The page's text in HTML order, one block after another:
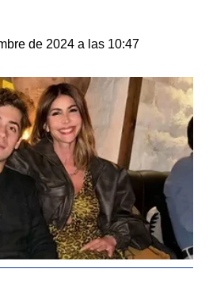
de 2024 a las 10:47